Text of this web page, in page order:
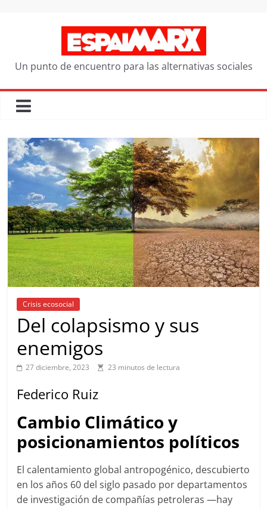
Un punto de encuentro para las alternativas sociales
Crisis ecosocial
Del colapsismo y sus
enemigos
27 diciembre, 2023 23 minutos de lectura
Federico Ruiz
Cambio Climático y
posicionamientos políticos
El calentamiento global antropogénico, descubierto
en los años 60 del siglo pasado por departamentos
de investigación de compañías petroleras —hay